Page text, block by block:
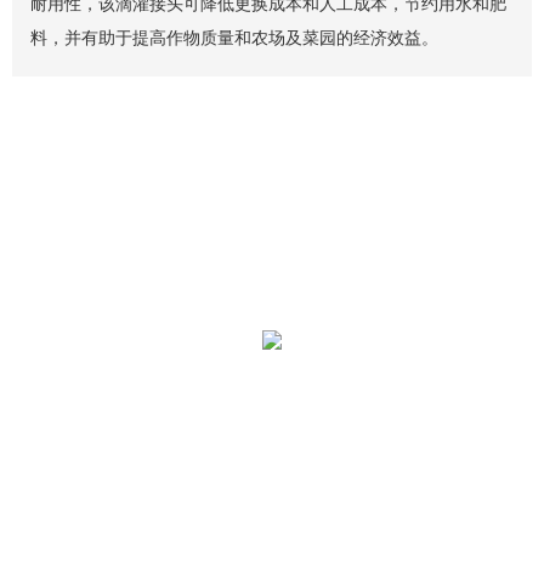
料，并有助于提高作物质量和农场及菜园的经济效益。